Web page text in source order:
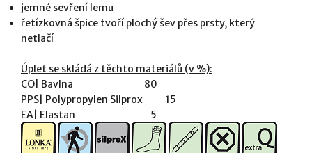
jemné sevření lemu
řetízkovná špice tvoří plochý šev přes prsty, který
netlačí
Úplet se skládá z těchto materiálů (v %):
CO| Bavlna 80
PPS| Polypropylen Silprox 15
EA| Elastan 5